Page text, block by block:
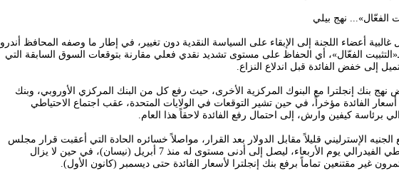
الفعّال»... نهج بيلي
غالبية أعضاء اللجنة إلى الإبقاء على السياسة النقدية دون تغيير، في إطار ما وصفه المحافظ أندرو
الفعّال»، أي الحفاظ على مستوى تشديد نقدي فعلي مقارنة بتوقعات السوق السابقة التي
إلى خفض الفائدة قبل اندلاع النزاع.
نهج بنك إنجلترا مع البنوك المركزية الأخرى، حيث رفع كل من البنك المركزي الأوروبي، وبنك
أسعار الفائدة مؤخراً، في حين تشير التوقعات في الولايات المتحدة، عقب اجتماع الاحتياطي
برئاسة كيفين وارش، إلى احتمال رفع الفائدة لاحقاً هذا العام.
الجنيه الإسترليني قليلاً مقابل الدولار بعد القرار، مواصلاً خسائره الحادة التي أعقبت قرار مجلس
الاحتياطي الفيدرالي يوم الأربعاء، ليصل إلى أدنى مستوى له منذ 7 أبريل (نيسان)، في حين لا يزال
غير مقتنعين تماماً برفع بنك إنجلترا لأسعار الفائدة حتى ديسمبر (كانون الأول).